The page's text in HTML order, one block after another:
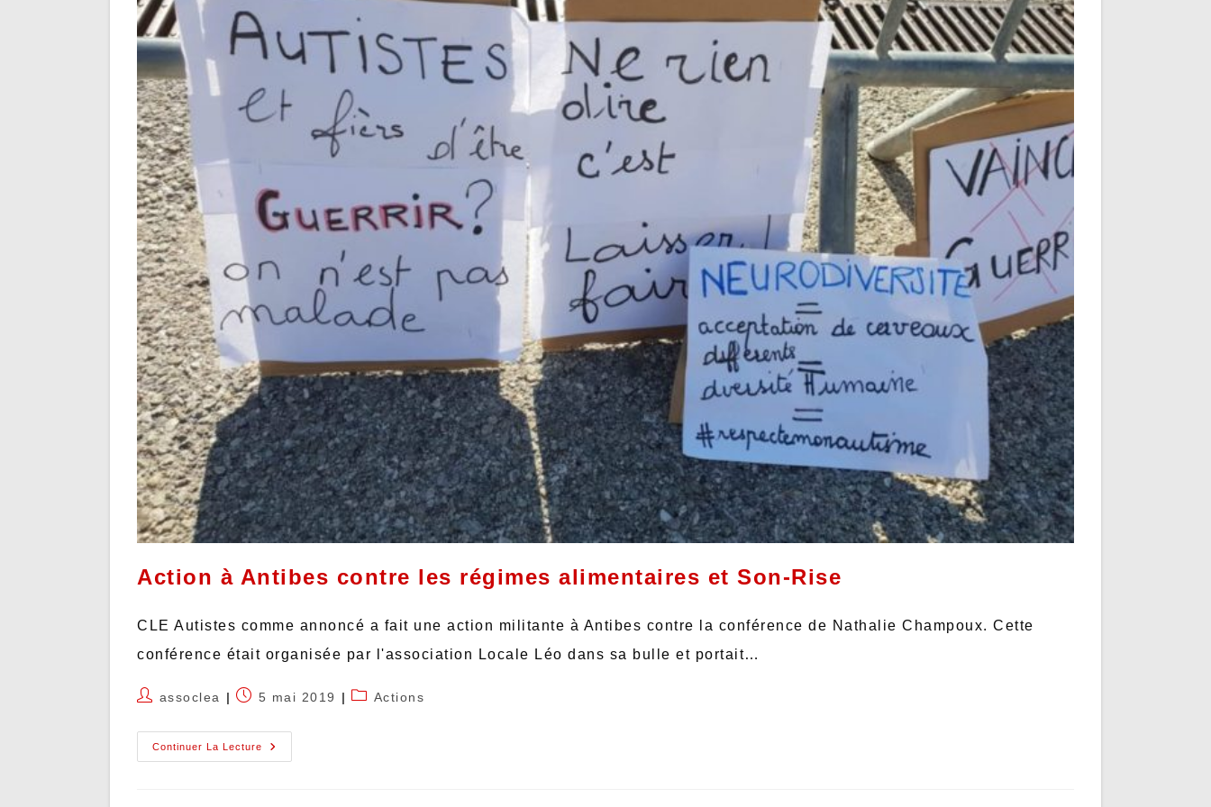
Action à Antibes contre les régimes alimentaires et Son-Rise
CLE Autistes comme annoncé a fait une action militante à Antibes contre la conférence de Nathalie Champoux. Cette
conférence était organisée par l'association Locale Léo dans sa bulle et portait…
assoclea 5 mai 2019 Actions
Continuer La Lecture